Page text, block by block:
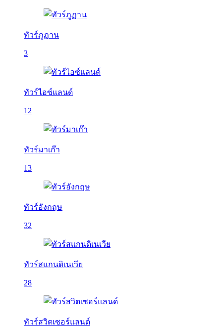
ทัวร์ภูฏาน
3
ทัวร์ไอซ์แลนด์
12
ทัวร์มาเก๊า
13
ทัวร์อังกฤษ
32
ทัวร์สแกนดิเนเวีย
28
ทัวร์สวิตเซอร์แลนด์